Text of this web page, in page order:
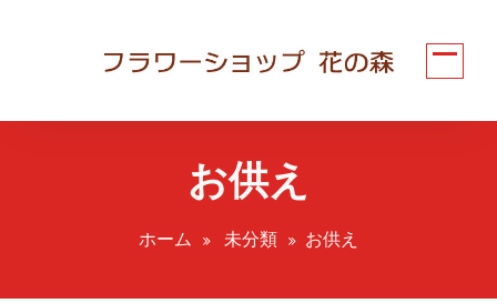
ツ
お供え
ホーム 未分類 お供え